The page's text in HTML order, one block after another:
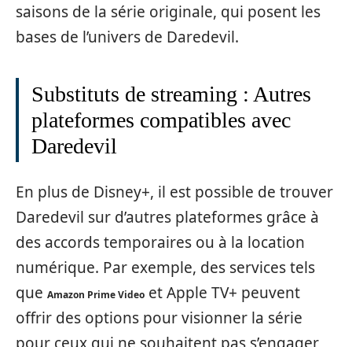
saisons de la série originale, qui posent les
bases de l’univers de Daredevil.
Substituts de streaming : Autres
plateformes compatibles avec
Daredevil
En plus de Disney+, il est possible de trouver
Daredevil sur d’autres plateformes grâce à
des accords temporaires ou à la location
numérique. Par exemple, des services tels
que Amazon Prime Video et Apple TV+ peuvent
offrir des options pour visionner la série